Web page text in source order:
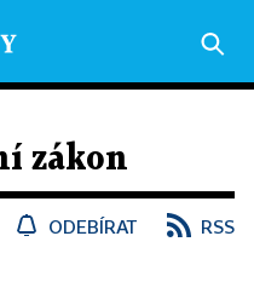
zákon
ODEBÍRAT RSS